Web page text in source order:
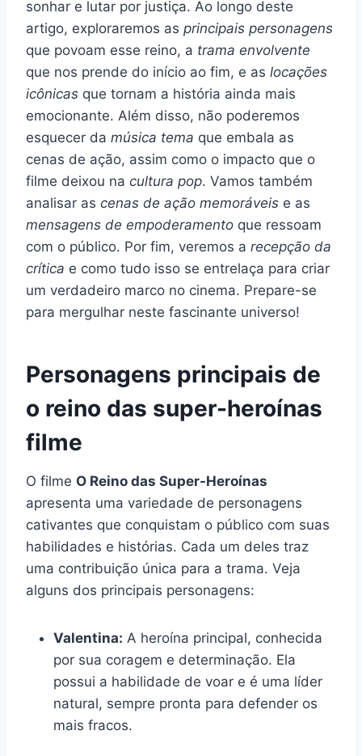
sonhar e lutar por justiça. Ao longo deste
artigo, exploraremos as principais personagens
que povoam esse reino, a trama envolvente
que nos prende do início ao fim, e as locações
icônicas que tornam a história ainda mais
emocionante. Além disso, não poderemos
esquecer da música tema que embala as
cenas de ação, assim como o impacto que o
filme deixou na cultura pop. Vamos também
analisar as cenas de ação memoráveis e as
mensagens de empoderamento que ressoam
com o público. Por fim, veremos a recepção da
crítica e como tudo isso se entrelaça para criar
um verdadeiro marco no cinema. Prepare-se
para mergulhar neste fascinante universo!
Personagens principais de
o reino das super-heroínas
filme
O filme O Reino das Super-Heroínas
apresenta uma variedade de personagens
cativantes que conquistam o público com suas
habilidades e histórias. Cada um deles traz
uma contribuição única para a trama. Veja
alguns dos principais personagens:
Valentina: A heroína principal, conhecida
por sua coragem e determinação. Ela
possui a habilidade de voar e é uma líder
natural, sempre pronta para defender os
mais fracos.